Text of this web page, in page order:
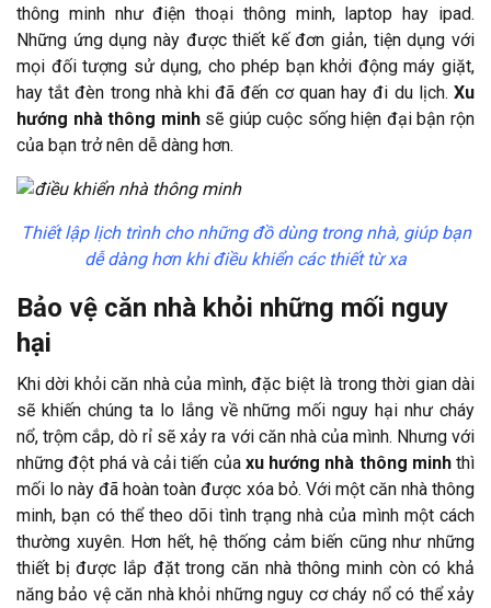
thông minh như điện thoại thông minh, laptop hay ipad.
Những ứng dụng này được thiết kế đơn giản, tiện dụng với
mọi đối tượng sử dụng, cho phép bạn khởi động máy giặt,
hay tắt đèn trong nhà khi đã đến cơ quan hay đi du lịch. Xu
hướng nhà thông minhsẽ giúp cuộc sống hiện đại bận rộn
của bạn trở nên dễ dàng hơn.
Thiết lập lịch trình cho những đồ dùng trong nhà, giúp bạn
dễ dàng hơn khi điều khiển các thiết từ xa
Bảo vệ căn nhà khỏi những mối nguy
hại
Khi dời khỏi căn nhà của mình, đặc biệt là trong thời gian dài
sẽ khiến chúng ta lo lắng về những mối nguy hại như cháy
nổ, trộm cắp, dò rỉ sẽ xảy ra với căn nhà của mình. Nhưng với
những đột phá và cải tiến củaxu hướng nhà thông minhthì
mối lo này đã hoàn toàn được xóa bỏ. Với một căn nhà thông
minh, bạn có thể theo dõi tình trạng nhà của mình một cách
thường xuyên. Hơn hết, hệ thống cảm biến cũng như những
thiết bị được lắp đặt trong căn nhà thông minh còn có khả
năng bảo vệ căn nhà khỏi những nguy cơ cháy nổ có thể xảy